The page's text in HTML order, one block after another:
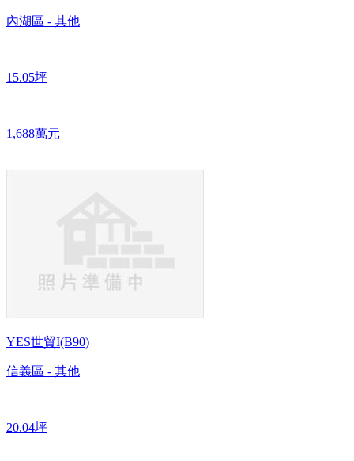
內湖區 - 其他
15.05坪
1,688萬元
YES世貿I(B90)
信義區 - 其他
20.04坪